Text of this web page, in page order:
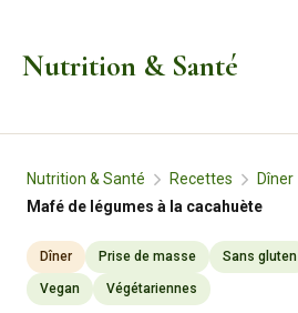
Nutrition & Santé
Nutrition & Santé Recettes
Dîner
Mafé de légumes à la cacahuète
Dîner Prise de masse Sans gluten
Vegan Végétariennes